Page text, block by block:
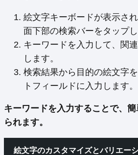
絵文字キーボードが表示さ
面下部の検索バーをタップし
キーワードを入力して、関
します。
検索結果から目的の絵文字
トフィールドに入力します。
キーワードを入力することで、
られます。
絵文字のカスタマイズとバリエー